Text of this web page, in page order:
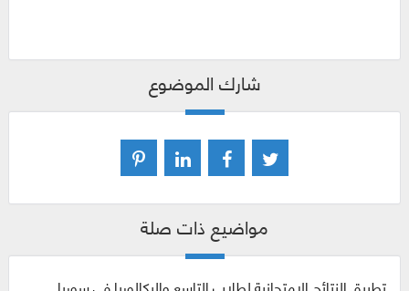
شارك الموضوع
مواضيع ذات صلة